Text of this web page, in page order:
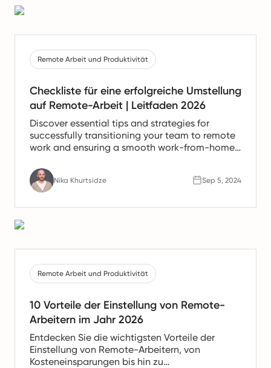
Remote Arbeit und Produktivität
Checkliste für eine erfolgreiche Umstellung
auf Remote-Arbeit | Leitfaden 2026
Discover essential tips and strategies for
successfully transitioning your team to remote
work and ensuring a smooth work-from-home
Nika Khurtsidze Sep 5, 2024
Remote Arbeit und Produktivität
10 Vorteile der Einstellung von Remote-
Arbeitern im Jahr 2026
Entdecken Sie die wichtigsten Vorteile der
Einstellung von Remote-Arbeitern, von
Kosteneinsparungen bis hin zu